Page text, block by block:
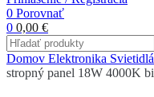
0 Porovnať
0 0,00 €
Domov Elektronika Svietidlá
stropný panel 18W 4000K